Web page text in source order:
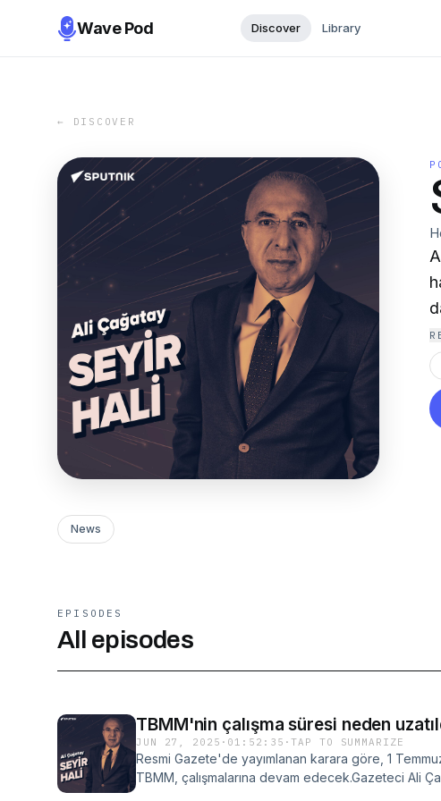
Wave Pod Discover Library
← DISCOVER
News
EPISODES
All episodes
TBMM'nin çalışma süresi neden
JUN 27, 2025 · 01:52:35 ·TAP TO SUMMARIZE
Resmi Gazete'de yayımlanan karara göre, 1
TBMM, çalışmalarına devam edecek.Gazeteci Ali